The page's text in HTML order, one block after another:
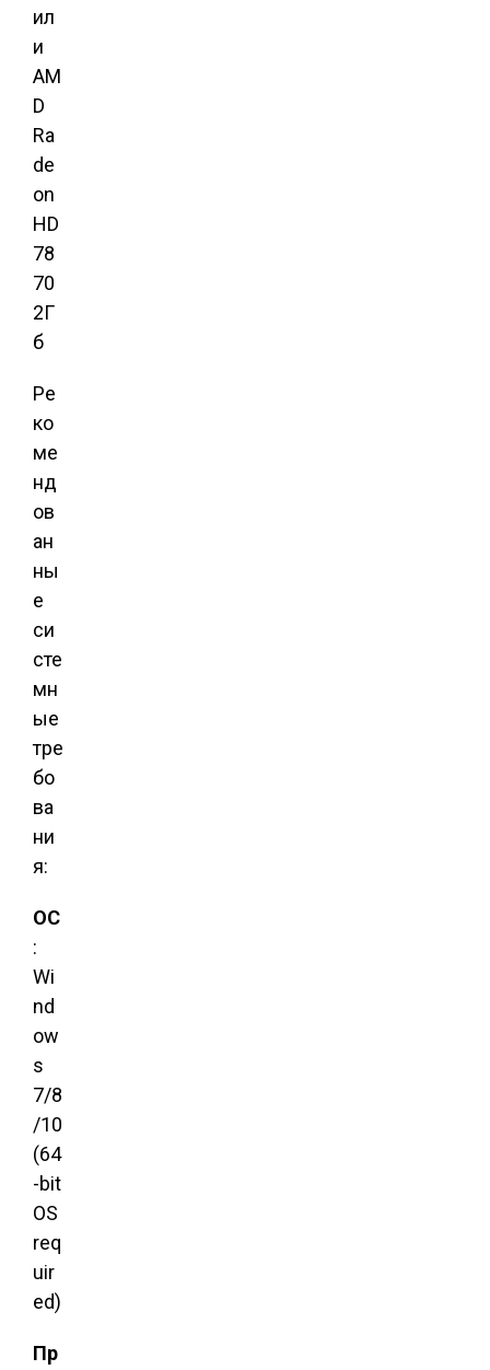
ил
и
AM
D
Ra
de
on
HD
78
70
2Г
б
Ре
ко
ме
нд
ов
ан
ны
е
си
сте
мн
ые
тре
бо
ва
ни
я:
ОС
:
Wi
nd
ow
s
7/8
/10
(64
-bit
OS
req
uir
ed)
Пр